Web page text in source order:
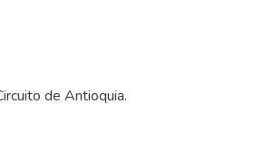
de Antioquia.